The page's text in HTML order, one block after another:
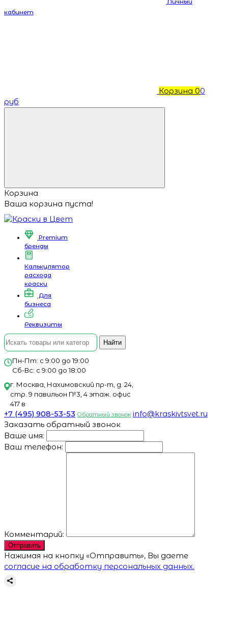
кабинет
Корзина 00
руб
Корзина
Ваша корзина пуста!
Premium
бренды
Калькулятор
расхода
краски
Для
бизнеса
Реквизиты
Найти
Пн-Пт: с 9:00 до 19:00
Сб-Вс: с 9:00 до 18:00
г. Москва, Нахимовский пр-т, д. 24,
стр. 9 павильон №3, 4 этаж. офис
417 в
+7 (495) 908-53-53 Обратный звонок info@kraskivtsvet.ru
Заказать обратный звонок
Ваше имя:
Ваш телефон:
Комментарий:
Отправить
Нажимая на кнопку «Отправить», Вы даете
согласие на обработку персональных данных.